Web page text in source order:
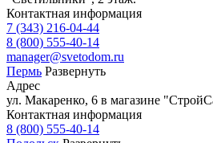
Контактная информация
7 (343) 216-04-44
8 (800) 555-40-14
manager@svetodom.ru
Пермь Развернуть
Адрес
ул. Макаренко, 6 в магазине
Контактная информация
8 (800) 555-40-14